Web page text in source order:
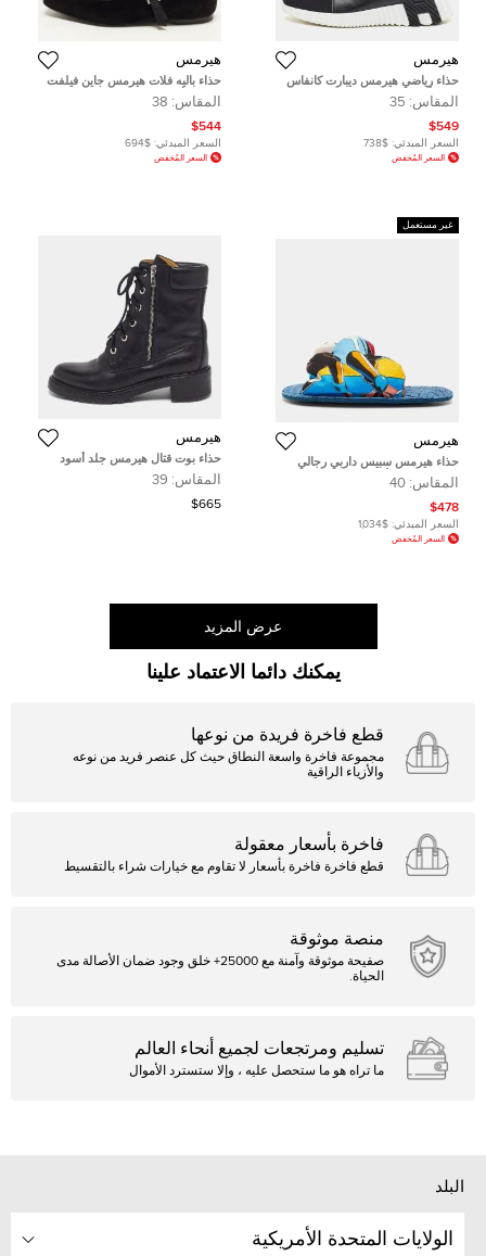
هيرمس
حذاء رياضي هيرمس ديبارت كانفاس
وجلد أسود رقبة منخفضة مقاس 35
المقاس: 35
$549
السعر المبدئي: $738
السعر المُخفض
هيرمس
حذاء باليه فلات هيرمس جاين فيلفت
وساتان أسود مقاس 38
المقاس: 38
$544
السعر المبدئي: $694
السعر المُخفض
غير مستعمل
هيرمس
حذاء هيرمس سبيس داربي رجالي
قماش متعدد الألوان مقاس 40
المقاس: 40
$478
السعر المبدئي: $1,034
السعر المُخفض
هيرمس
حذاء بوت قتال هيرمس جلد أسود
ونايلون مقاس 38
المقاس: 39
$665
عرض المزيد
يمكنك دائما الاعتماد علينا
قطع فاخرة فريدة من نوعها
مجموعة فاخرة واسعة النطاق حيث كل عنصر فريد من نوعه
والأزياء الراقية
فاخرة بأسعار معقولة
قطع فاخرة فاخرة بأسعار لا تقاوم مع خيارات شراء بالتقسيط
منصة موثوقة
صفيحة موثوقة وآمنة مع 25000+ خلق وجود ضمان الأصالة مدى
الحياة.
تسليم ومرتجعات لجميع أنحاء العالم
ما تراه هو ما ستحصل عليه ، وإلا ستسترد الأموال
البلد
الولايات المتحدة الأمريكية